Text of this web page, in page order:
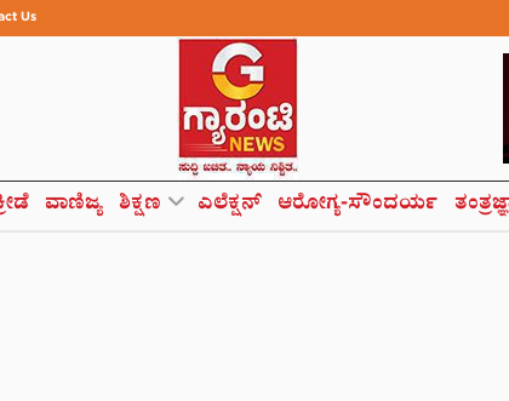
Us
ವಾಣಿಜ್ಯ ಶಿಕ್ಷಣ ಎಲೆಕ್ಷನ್ ಆರೋಗ್ಯ-ಸೌಂದರ್ಯ